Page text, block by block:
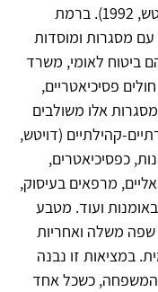
המורכבים של המטופל נפגע הנפש (דויטש, 1992). ברמת
מסגרות ומוסדות
ביטוח לאומי, משרד
פסיכיאטריים,
אלו משולבים
קהילתיים (דויטש,
כפסיכיאטרים,
מרפאים בעיסוק,
ועוד. מטבע
משלה ואחריות
במציאות זו נבנה
המשפחה, כשכל אחד